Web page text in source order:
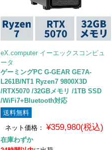
eX.computer イーエックスコンピュ
ータ
ゲーミングPC G-GEAR GE7A-
L261B/NT1 Ryzen7 9800X3D
/RTX5070 /32GBメモリ /1TB SSD
/WiFi7+Bluetooth対応
送料無料
ネット価格：
¥359,980(税込)
在庫わずか